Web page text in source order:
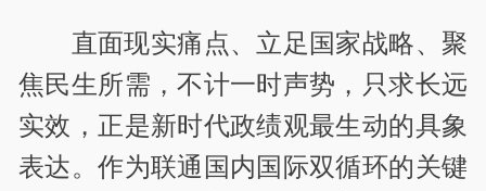
直面现实痛点、立足国家战略、聚
焦民生所需，不计一时声势，只求长远
实效，正是新时代政绩观最生动的具象
表达。作为联通国内国际双循环的关键